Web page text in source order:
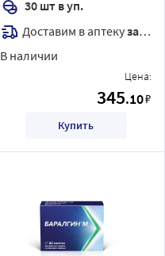
30 шт в уп.
Доставим в аптекузавтра
В наличии
Цена:
345.10₽
Купить